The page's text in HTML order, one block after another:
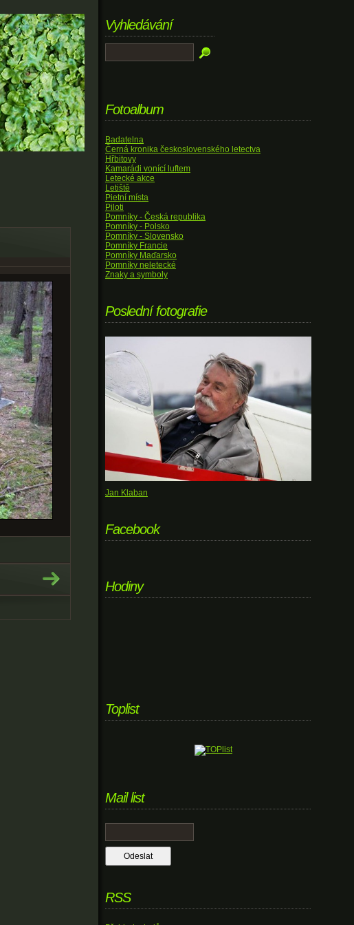
Vyhledávání
Fotoalbum
Badatelna
Černá kronika československého letectva
Hřbitovy
Kamarádi vonící luftem
Letecké akce
Letiště
Pietní místa
Piloti
Pomníky - Česká republika
Pomníky - Polsko
Pomníky - Slovensko
Pomníky Francie
Pomníky Maďarsko
Pomníky neletecké
Znaky a symboly
Poslední fotografie
Jan Klaban
Facebook
Hodiny
Toplist
Mail list
RSS